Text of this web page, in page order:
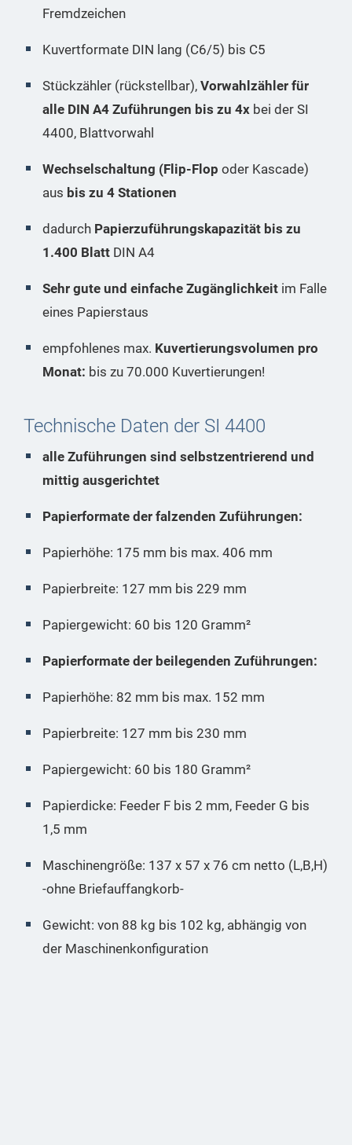
Fremdzeichen
Kuvertformate DIN lang (C6/5) bis C5
Stückzähler (rückstellbar), Vorwahlzähler für
alle DIN A4 Zuführungen bis zu 4x bei der SI
4400, Blattvorwahl
Wechselschaltung (Flip-Flop oder Kascade)
aus bis zu 4 Stationen
dadurch Papierzuführungskapazität bis zu
1.400 Blatt DIN A4
Sehr gute und einfache Zugänglichkeit im Falle
eines Papierstaus
empfohlenes max. Kuvertierungsvolumen pro
Monat: bis zu 70.000 Kuvertierungen!
Technische Daten der SI 4400
alle Zuführungen sind selbstzentrierend und
mittig ausgerichtet
Papierformate der falzenden Zuführungen:
Papierhöhe: 175 mm bis max. 406 mm
Papierbreite: 127 mm bis 229 mm
Papiergewicht: 60 bis 120 Gramm²
Papierformate der beilegenden Zuführungen:
Papierhöhe: 82 mm bis max. 152 mm
Papierbreite: 127 mm bis 230 mm
Papiergewicht: 60 bis 180 Gramm²
Papierdicke: Feeder F bis 2 mm, Feeder G bis
1,5 mm
Maschinengröße: 137 x 57 x 76 cm netto (L,B,H)
-ohne Briefauffangkorb-
Gewicht: von 88 kg bis 102 kg, abhängig von
der Maschinenkonfiguration